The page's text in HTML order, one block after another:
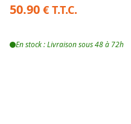
50.90 € T.T.C.
En stock : Livraison sous 48 à 72h